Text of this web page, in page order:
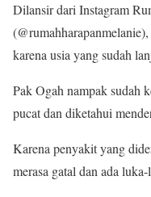
Dilansir dari Instagram
karena usia yang sudah
Pak Ogah nampak sudah
pucat dan diketahui
Karena penyakit yang
merasa gatal dan ada